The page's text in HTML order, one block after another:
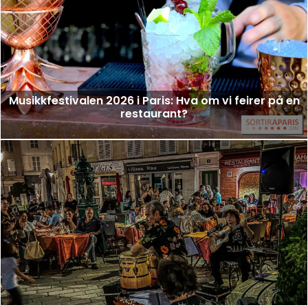
Musikkfestivalen 2026 i Paris: Hva om vi feirer på en
restaurant?